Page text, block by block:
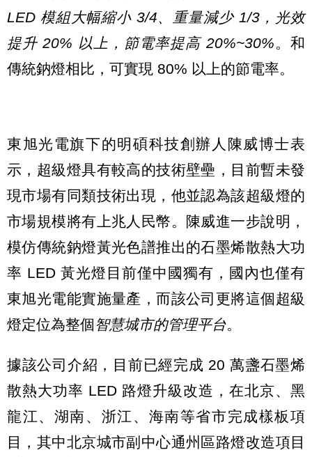
LED 模組大幅縮小 3/4、重量減少 1/3，光效
提升 20% 以上，節電率提高 20%~30% 。和
傳統鈉燈相比，可實現 80% 以上的節電率。
東旭光電旗下的明碩科技創辦人陳威博士表
示，超級燈具有較高的技術壁壘，目前暫未發
現市場有同類技術出現，他並認為該超級燈的
市場規模將有上兆人民幣。陳威進一步說明，
模仿傳統鈉燈黃光色譜推出的石墨烯散熱大功
率 LED 黃光燈目前僅中國獨有，國內也僅有
東旭光電能實施量產，而該公司更將這個超級
燈定位為整個智慧城市的管理平台。
據該公司介紹，目前已經完成 20 萬盞石墨烯
散熱大功率 LED 路燈升級改造，在北京、黑
龍江、湖南、浙江、海南等省市完成樣板項
目，其中北京城市副中心通州區路燈改造項目